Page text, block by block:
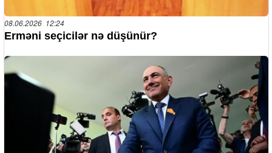
08.06.2026 12:24
Erməni seçicilər nə düşünür?